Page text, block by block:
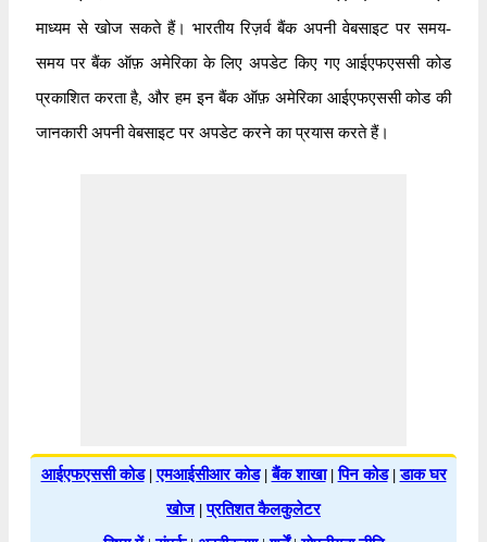
माध्यम से खोज सकते हैं। भारतीय रिज़र्व बैंक अपनी वेबसाइट पर समय-
समय पर बैंक ऑफ़ अमेरिका के लिए अपडेट किए गए आईएफएससी कोड
प्रकाशित करता है, और हम इन बैंक ऑफ़ अमेरिका आईएफएससी कोड की
जानकारी अपनी वेबसाइट पर अपडेट करने का प्रयास करते हैं।
आईएफएससी कोड|एमआईसीआर कोड|बैंक शाखा|पिन कोड|डाक घर
खोज|प्रतिशत कैलकुलेटर